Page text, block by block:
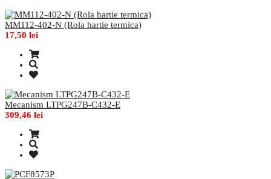
MM112-402-N (Rola hartie termica)
17,50 lei
Mecanism LTPG247B-C432-E
309,46 lei